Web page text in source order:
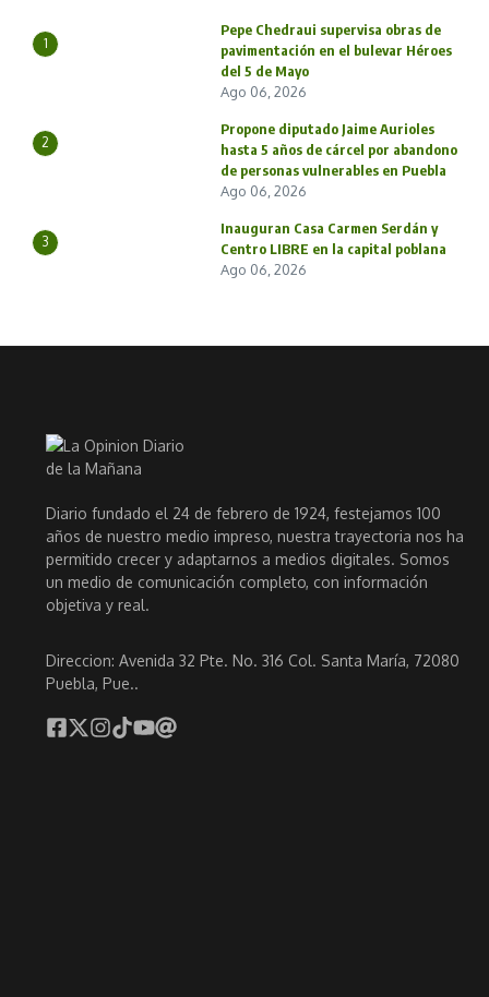
1
Pepe Chedraui supervisa obras de
pavimentación en el bulevar Héroes
del 5 de Mayo
Ago 06, 2026
2
Propone diputado Jaime Aurioles
hasta 5 años de cárcel por abandono
de personas vulnerables en Puebla
Ago 06, 2026
3
Inauguran Casa Carmen Serdán y
Centro LIBRE en la capital poblana
Ago 06, 2026
Diario fundado el 24 de febrero de 1924, festejamos 100
años de nuestro medio impreso, nuestra trayectoria nos ha
permitido crecer y adaptarnos a medios digitales. Somos
un medio de comunicación completo, con información
objetiva y real.
Direccion: Avenida 32 Pte. No. 316 Col. Santa María, 72080
Puebla, Pue..